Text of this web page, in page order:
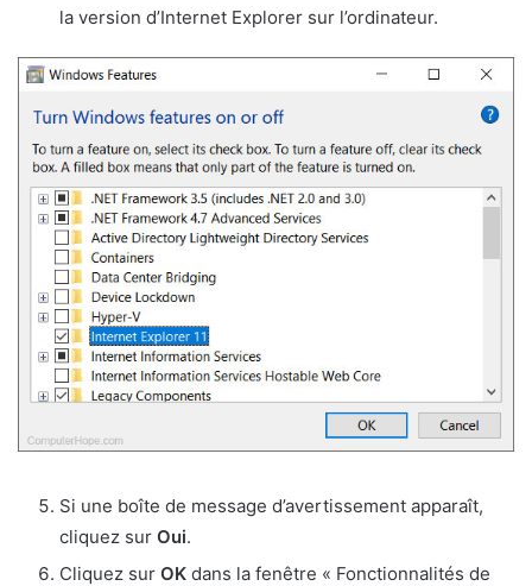
la version d’Internet Explorer sur l’ordinateur.
Si une boîte de message d’avertissement apparaît,
cliquez sur Oui.
Cliquez sur OK dans la fenêtre « Fonctionnalités de